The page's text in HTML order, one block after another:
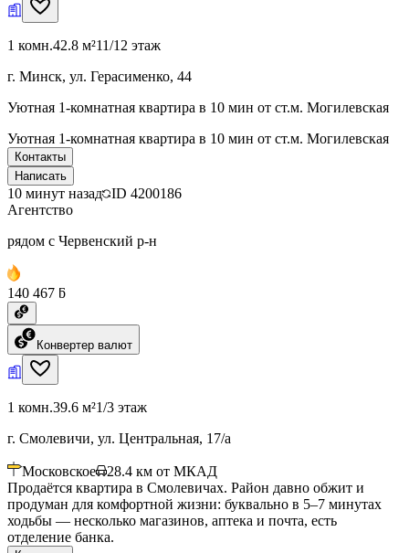
1 комн.42.8 м²11/12 этаж
г. Минск, ул. Герасименко, 44
Уютная 1‑комнатная квартира в 10 мин от ст.м. Могилевская
Уютная 1‑комнатная квартира в 10 мин от ст.м. Могилевская
Контакты
Написать
10 минут назад ID 4200186
Агентство
рядом с Червенский р-н
140 467 ƃ
Конвертер валют
1 комн.39.6 м²1/3 этаж
г. Смолевичи, ул. Центральная, 17/а
Московское 28.4 км от МКАД
Продаётся квартира в Смолевичах. Район давно обжит и
продуман для комфортной жизни: буквально в 5–7 минутах
ходьбы — несколько магазинов, аптека и почта, есть
отделение банка.